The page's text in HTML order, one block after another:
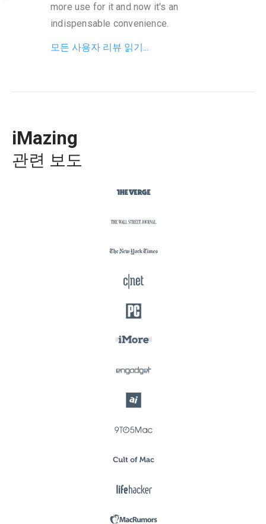
more use for it and now it's an
indispensable convenience.
모든 사용자 리뷰 읽기...
iMazing
관련 보도